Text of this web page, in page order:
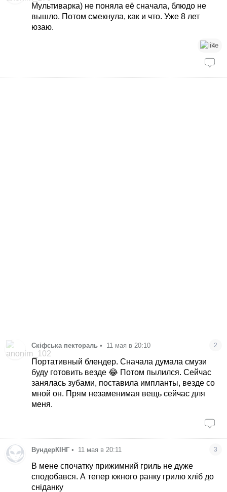
Мультиварка) не поняла её сначала, блюдо не
вышло. Потом смекнула, как и что. Уже 8 лет
юзаю.
4
Скіфська пектораль • 11 мая в 20:10 2
Портативный блендер. Сначала думала смузи
буду готовить везде 😂 Потом пылился. Сейчас
занялась зубами, поставила импланты, везде со
мной он. Прям незаменимая вещь сейчас для
меня.
ВундерКІНГ • 11 мая в 20:11 3
В мене спочатку прижимний гриль не дуже
сподобався. А тепер кжного ранку грилю хліб до
сніданку